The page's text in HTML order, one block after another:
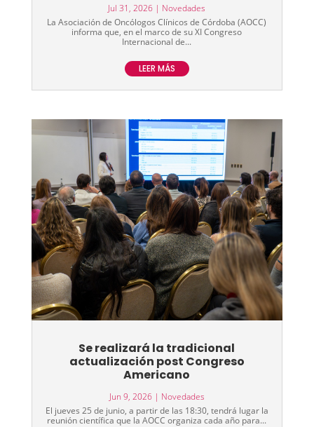
Jul 31, 2026 | Novedades
La Asociación de Oncólogos Clínicos de Córdoba (AOCC)
informa que, en el marco de su XI Congreso
Internacional de...
LEER MÁS
Se realizará la tradicional
actualización post Congreso
Americano
Jun 9, 2026| Novedades
El jueves 25 de junio, a partir de las 18:30, tendrá lugar la
reunión científica que la AOCC organiza cada año para...